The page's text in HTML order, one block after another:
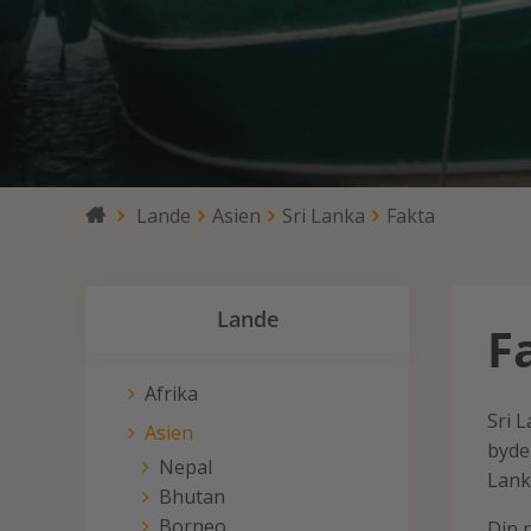
 Lande Asien Sri Lanka Fakta
Sri
Lande
Afrika
Asien
Nepal
Bhutan